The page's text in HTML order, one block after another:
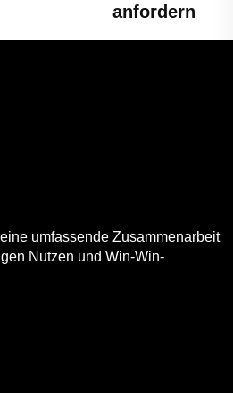
anfordern
umfassende Zusammenarbeit
Nutzen und Win-Win-